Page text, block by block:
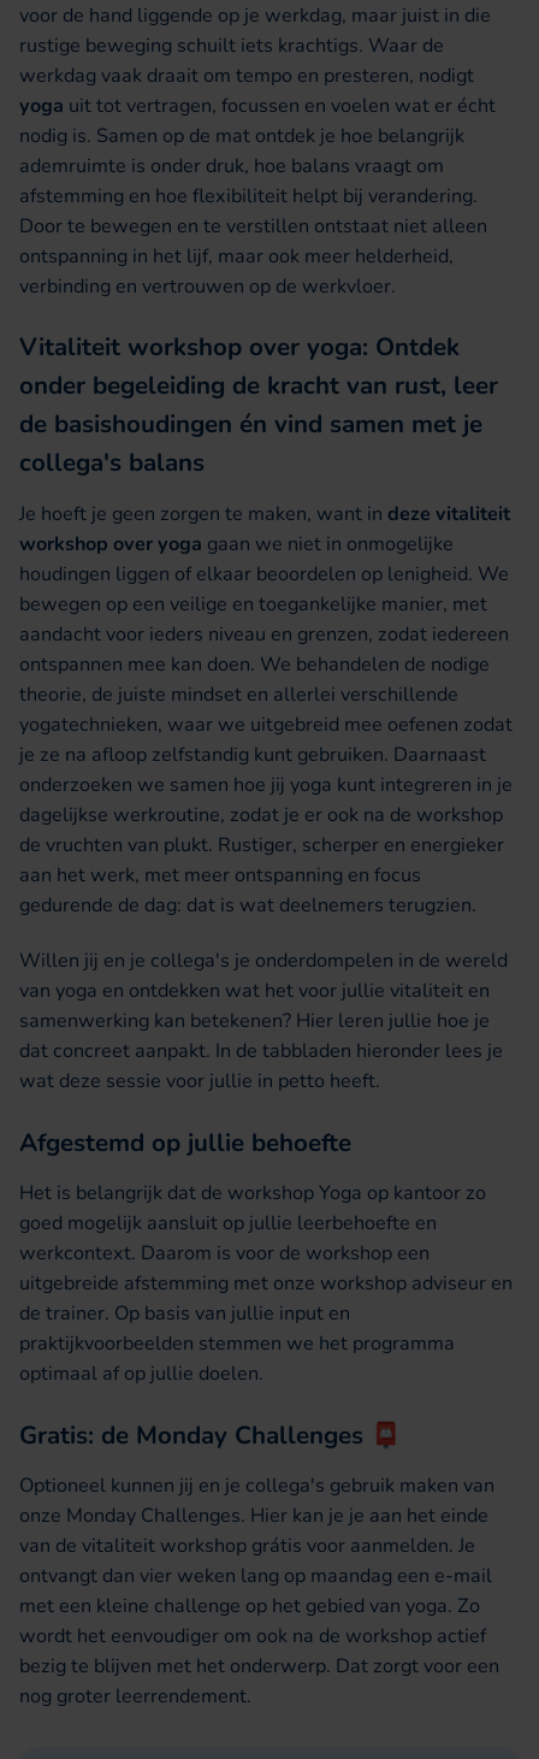
voor de hand liggende op je werkdag, maar juist in die
rustige beweging schuilt iets krachtigs. Waar de
werkdag vaak draait om tempo en presteren, nodigt
yoga uit tot vertragen, focussen en voelen wat er écht
nodig is. Samen op de mat ontdek je hoe belangrijk
ademruimte is onder druk, hoe balans vraagt om
afstemming en hoe flexibiliteit helpt bij verandering.
Door te bewegen en te verstillen ontstaat niet alleen
ontspanning in het lijf, maar ook meer helderheid,
verbinding en vertrouwen op de werkvloer.
Vitaliteit workshop over yoga: Ontdek
onder begeleiding de kracht van rust, leer
de basishoudingen én vind samen met je
collega's balans
Je hoeft je geen zorgen te maken, want in deze vitaliteit
workshop over yoga gaan we niet in onmogelijke
houdingen liggen of elkaar beoordelen op lenigheid. We
bewegen op een veilige en toegankelijke manier, met
aandacht voor ieders niveau en grenzen, zodat iedereen
ontspannen mee kan doen. We behandelen de nodige
theorie, de juiste mindset en allerlei verschillende
yogatechnieken, waar we uitgebreid mee oefenen zodat
je ze na afloop zelfstandig kunt gebruiken. Daarnaast
onderzoeken we samen hoe jij yoga kunt integreren in je
dagelijkse werkroutine, zodat je er ook na de workshop
de vruchten van plukt. Rustiger, scherper en energieker
aan het werk, met meer ontspanning en focus
gedurende de dag: dat is wat deelnemers terugzien.
Willen jij en je collega's je onderdompelen in de wereld
van yoga en ontdekken wat het voor jullie vitaliteit en
samenwerking kan betekenen? Hier leren jullie hoe je
dat concreet aanpakt. In de tabbladen hieronder lees je
wat deze sessie voor jullie in petto heeft.
Afgestemd op jullie behoefte
Het is belangrijk dat de workshop Yoga op kantoor zo
goed mogelijk aansluit op jullie leerbehoefte en
werkcontext. Daarom is voor de workshop een
uitgebreide afstemming met onze workshop adviseur en
de trainer. Op basis van jullie input en
praktijkvoorbeelden stemmen we het programma
optimaal af op jullie doelen.
Gratis: de Monday Challenges 📮
Optioneel kunnen jij en je collega's gebruik maken van
onze Monday Challenges. Hier kan je je aan het einde
van de vitaliteit workshop grátis voor aanmelden. Je
ontvangt dan vier weken lang op maandag een e-mail
met een kleine challenge op het gebied van yoga. Zo
wordt het eenvoudiger om ook na de workshop actief
bezig te blijven met het onderwerp. Dat zorgt voor een
nog groter leerrendement.